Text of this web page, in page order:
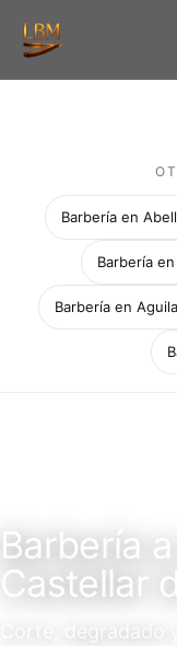
Barbería en
Barbería
Barbería en
Barbería
Castellar
Corte, degradado